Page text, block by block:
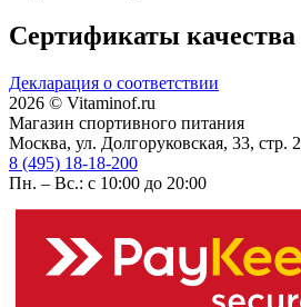
Сертификаты качества
Декларация о соответствии
2026 © Vitaminof.ru
Магазин спортивного питания
Москва, ул. Долгоруковская, 33, стр. 2
8 (495) 18-18-200
Пн. – Вс.: с 10:00 до 20:00